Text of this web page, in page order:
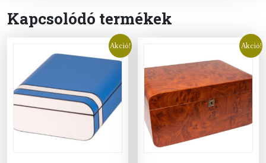
Kapcsolódó termékek
Akció! Akció!